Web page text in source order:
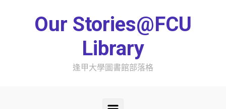
Our Stories@FCU
Library
逢甲大學圖書館部落格